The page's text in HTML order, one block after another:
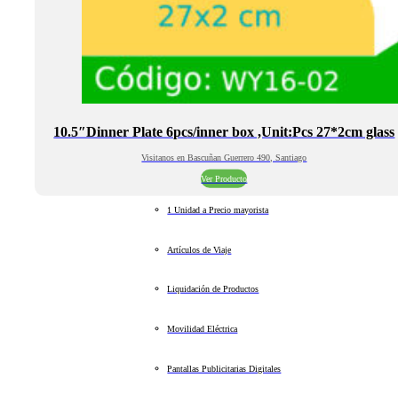
10.5″Dinner Plate 6pcs/inner box ,Unit:Pcs 27*2cm glass
Visitanos en Bascuñan Guerrero 490, Santiago
Ver Producto
1 Unidad a Precio mayorista
Artículos de Viaje
Liquidación de Productos
Movilidad Eléctrica
Pantallas Publicitarias Digitales